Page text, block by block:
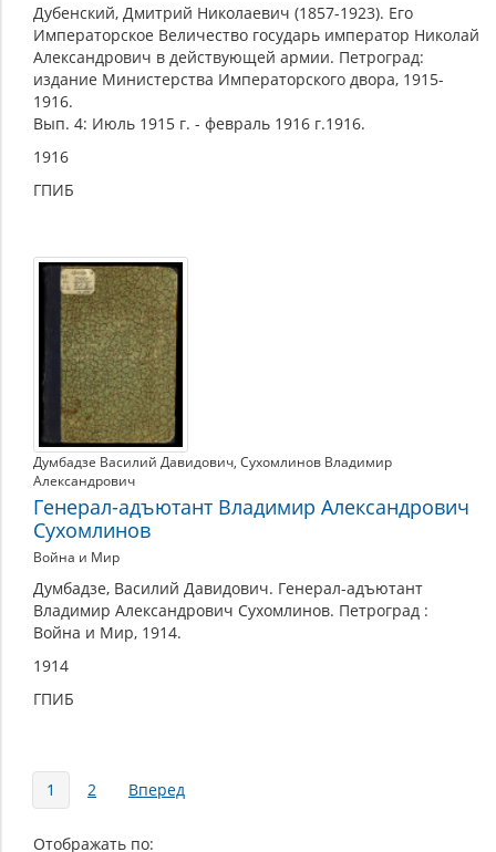
Дубенский, Дмитрий Николаевич (1857-1923). Его
Императорское Величество государь император Николай
Александрович в действующей армии. Петроград:
издание Министерства Императорского двора, 1915-
1916.
Вып. 4: Июль 1915 г. - февраль 1916 г.1916.
1916
ГПИБ
Думбадзе Василий Давидович, Сухомлинов Владимир
Александрович
Генерал-адъютант Владимир Александрович
Сухомлинов
Война и Мир
Думбадзе, Василий Давидович. Генерал-адъютант
Владимир Александрович Сухомлинов. Петроград :
Война и Мир, 1914.
1914
ГПИБ
Страницы
1 2 Вперед
Отображать по